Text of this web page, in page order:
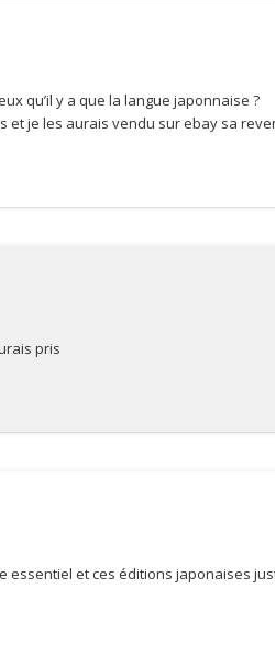
qu’il y a que la langue japonnaise ?
et je les aurais vendu sur ebay sa
pris
essentiel et ces éditions japonaises